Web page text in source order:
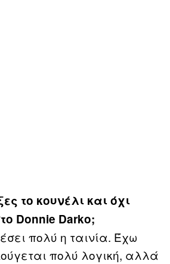
το κουνέλι και όχι
Donnie Darko;
πολύ η ταινία. Έχω
πολύ λογική, αλλά